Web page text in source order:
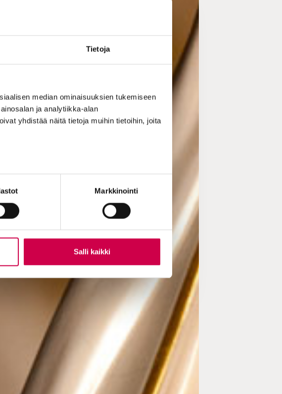
Tietoja
median ominaisuuksien tukemiseen
ja analytiikka-alan
yhdistää näitä tietoja muihin tietoihin, joita
Markkinointi
Salli kaikki